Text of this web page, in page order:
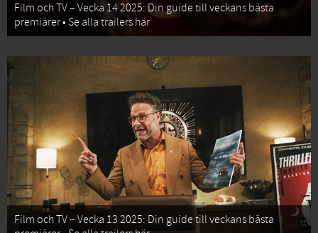
Film och TV – Vecka 14 2025: Din guide till veckans bästa
premiärer • Se alla trailers här
Film och TV – Vecka 13 2025: Din guide till veckans bästa